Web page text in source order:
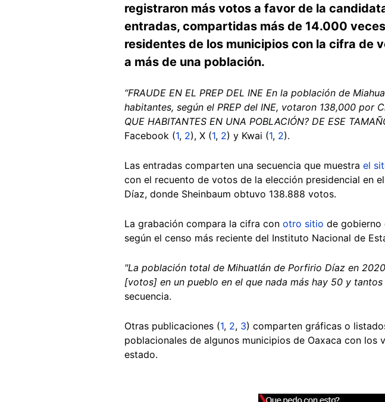
registraron más votos a favor de la
entradas, compartidas más de 14.000
residentes de los municipios con la cifra de
a más de una población.
“FRAUDE EN EL PREP DEL INE En la población de
habitantes, según el PREP del INE, votaron 138,000 por
QUE HABITANTES EN UNA POBLACIÓN? DE ESE
Facebook (1, 2), X (1, 2) y Kwai (1, 2).
Las entradas comparten una secuencia que muestra el
con el recuento de votos de la elección presidencial en
Díaz, donde Sheinbaum obtuvo 138.888 votos.
La grabación compara la cifra con otro sitio de gobierno
según el censo más reciente del Instituto Nacional de
"La población total de Mihuatlán de Porfirio Díaz en
[votos] en un pueblo en el que nada más hay 50 y
secuencia.
Otras publicaciones (1, 2, 3) comparten gráficas o
poblacionales de algunos municipios de Oaxaca con
estado.